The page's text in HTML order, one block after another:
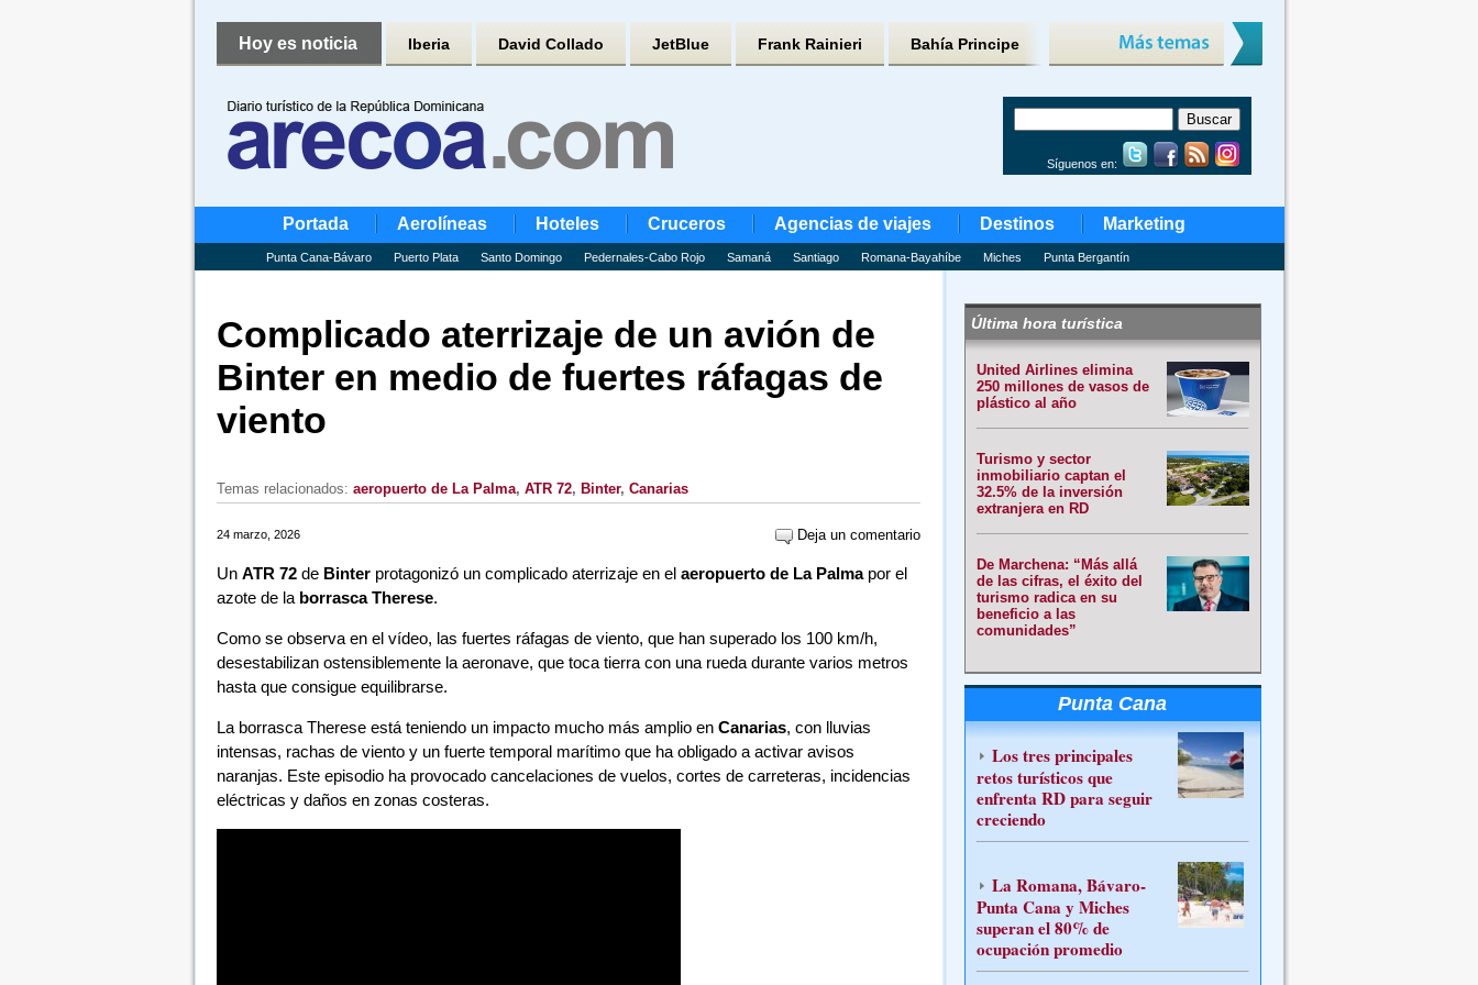
Hoy es noticia Iberia David Collado JetBlue Frank Rainieri Bahía Principe
Síguenos en:
Portada Aerolíneas Hoteles Cruceros Agencias de viajes Destinos Marketing
Punta Cana-Bávaro Puerto Plata Santo Domingo Pedernales-Cabo Rojo Samaná Santiago Romana-Bayahíbe Miches Punta Bergantín
Complicado aterrizaje de un avión de
Binter en medio de fuertes ráfagas de
viento
Temas relacionados: aeropuerto de La Palma, ATR 72, Binter, Canarias
24 marzo, 2026 Deja un comentario
Un ATR 72de Binterprotagonizó un complicado aterrizaje en elaeropuerto de La Palmapor el
azote de la borrasca Therese.
Como se observa en el vídeo, las fuertes ráfagas de viento, que han superado los 100 km/h,
desestabilizan ostensiblemente la aeronave, que toca tierra con una rueda durante varios metros
hasta que consigue equilibrarse.
La borrasca Therese está teniendo un impacto mucho más amplio en Canarias, con lluvias
intensas, rachas de viento y un fuerte temporal marítimo que ha obligado a activar avisos
naranjas. Este episodio ha provocado cancelaciones de vuelos, cortes de carreteras, incidencias
eléctricas y daños en zonas costeras.
Última hora turística
United Airlines elimina
250 millones de vasos de
plástico al año
Turismo y sector
inmobiliario captan el
32.5% de la inversión
extranjera en RD
De Marchena: “Más allá
de las cifras, el éxito del
turismo radica en su
beneficio a las
comunidades”
Punta Cana
Los tres principales
retos turísticos que
enfrenta RD para seguir
creciendo
La Romana, Bávaro-
Punta Cana y Miches
superan el 80% de
ocupación promedio